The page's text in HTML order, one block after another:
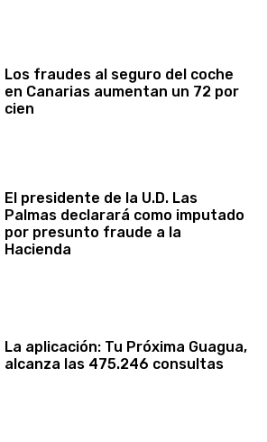
Los fraudes al seguro del coche
en Canarias aumentan un 72 por
cien
El presidente de la U.D. Las
Palmas declarará como imputado
por presunto fraude a la
Hacienda
La aplicación: Tu Próxima Guagua,
alcanza las 475.246 consultas